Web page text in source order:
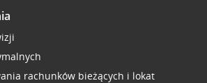
rachunków bieżących i lokat